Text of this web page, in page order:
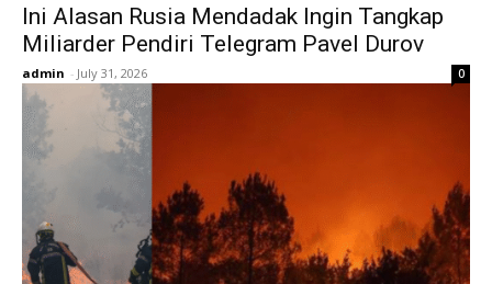
Ini Alasan Rusia Mendadak Ingin Tangkap
Miliarder Pendiri Telegram Pavel Durov
admin - July 31, 2026 0